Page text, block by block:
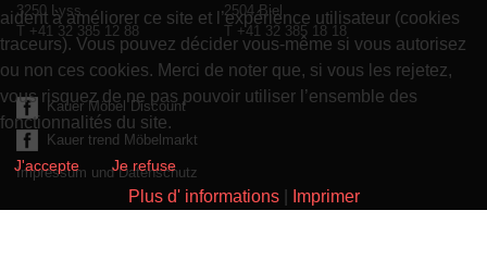
aident à améliorer ce site et l’expérience utilisateur (cookies
traceurs). Vous pouvez décider vous-même si vous autorisez
ou non ces cookies. Merci de noter que, si vous les rejetez,
vous risquez de ne pas pouvoir utiliser l’ensemble des
fonctionnalités du site.
J'accepte Je refuse
Plus d' informations| Imprimer
3250 Lyss
T +41 32 385 12 88
2504 Biel
T +41 32 385 18 18
Kauer Möbel Discount
Kauer trend Möbelmarkt
Impressum und Datenschutz